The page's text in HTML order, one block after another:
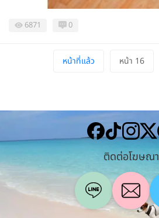
6871 0
หน้าที่แล้ว หน้า 16
ติดต่อโฆษณา